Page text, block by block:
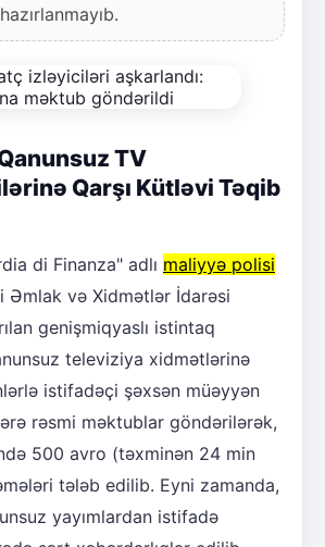
TV
Qarşı Kütləvi Təqib
di Finanza" adlı maliyyə polisi
Əmlak və Xidmətlər İdarəsi
genişmiqyaslı istintaq
televiziya xidmətlərinə
istifadəçi şəxsən müəyyən
rəsmi məktublar göndərilərək,
500 avro (təxminən 24 min
tələb edilib. Eyni zamanda,
yayımlardan istifadə